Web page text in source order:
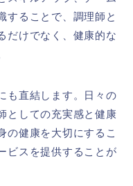
することで、調理師と
だけでなく、健康的な
も直結します。日々の
としての充実感と健康
の健康を大切にするこ
ビスを提供することが